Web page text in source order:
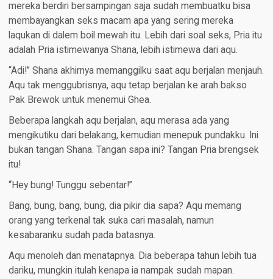
mereka berdiri bersampingan saja sudah membuatku bisa
membayangkan seks macam apa yang sering mereka
laqukan di dalem boil mewah itu. Lebih dari soal seks, Pria itu
adalah Pria istimewanya Shana, lebih istimewa dari aqu.
“Adi!” Shana akhirnya memanggilku saat aqu berjalan menjauh.
Aqu tak menggubrisnya, aqu tetap berjalan ke arah bakso
Pak Brewok untuk menemui Ghea.
Beberapa langkah aqu berjalan, aqu merasa ada yang
mengikutiku dari belakang, kemudian menepuk pundakku. Ini
bukan tangan Shana. Tangan sapa ini? Tangan Pria brengsek
itu!
“Hey bung! Tunggu sebentar!”
Bang, bung, bang, bung, dia pikir dia sapa? Aqu memang
orang yang terkenal tak suka cari masalah, namun
kesabaranku sudah pada batasnya.
Aqu menoleh dan menatapnya. Dia beberapa tahun lebih tua
dariku, mungkin itulah kenapa ia nampak sudah mapan.